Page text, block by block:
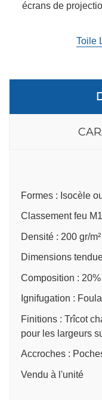
écrans de
Toile
Formes : Isocèle
Classement feu
Densité : 200 gr/m²
Dimensions
Composition :
Ignifugation :
Finitions : Trîcot
pour les largeurs
Accroches :
Vendu à l'unité